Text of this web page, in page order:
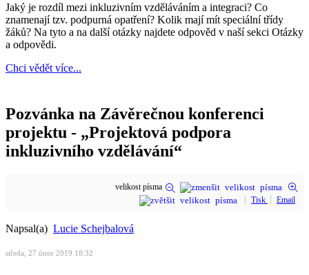
Jaký je rozdíl mezi inkluzivním vzděláváním a integraci? Co
znamenají tzv. podpurná opatření? Kolik mají mít speciální třídy
žáků? Na tyto a na další otázky najdete odpověd v naší sekci Otázky
a odpovědi.
Chci vědět více...
Pozvánka na Závěrečnou konferenci
projektu - „Projektová podpora
inkluzivního vzdělávání“
velikost písma
Tisk
Email
Napsal(a) Lucie Schejbalová
středa, 27 únor 2019 18:32